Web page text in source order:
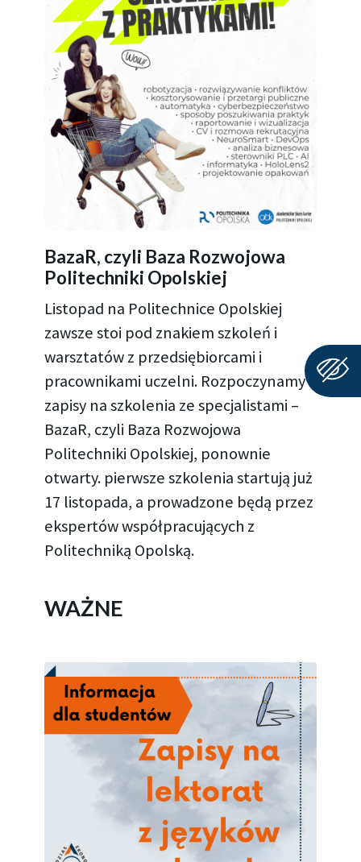
BazaR, czyli Baza Rozwojowa
Politechniki Opolskiej
Listopad na Politechnice Opolskiej
zawsze stoi pod znakiem szkoleń i
warsztatów z przedsiębiorcami i
pracownikami uczelni. Rozpoczynamy
zapisy na szkolenia ze specjalistami –
BazaR, czyli Baza Rozwojowa
Politechniki Opolskiej, ponownie
otwarty. pierwsze szkolenia startują już
17 listopada, a prowadzone będą przez
ekspertów współpracujących z
Politechniką Opolską.
WAŻNE